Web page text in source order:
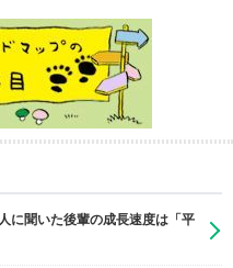
に聞いた後輩の成長速度は「平